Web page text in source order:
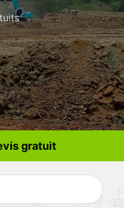
gratuit